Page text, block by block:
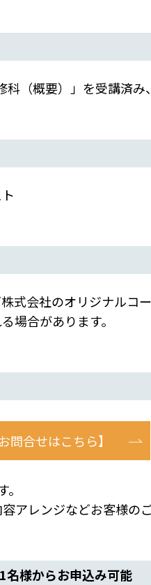
科（概要）」を受講済み
式会社のオリジナルコー
場合があります。
問合せはこちら】
レンジなどお客様のご
様からお申込み可能